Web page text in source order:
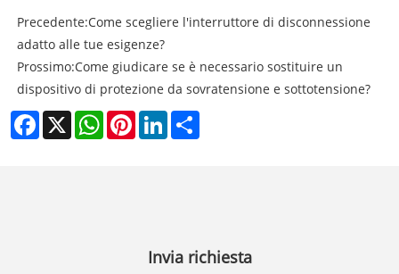
Precedente:Come scegliere l'interruttore di disconnessione
adatto alle tue esigenze?
Prossimo:Come giudicare se è necessario sostituire un
dispositivo di protezione da sovratensione e sottotensione?
Facebook
X WhatsAppPinterestLinkedIn
Invia richiesta